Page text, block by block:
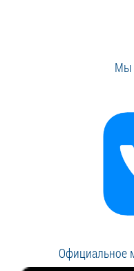
Мы
Официальное